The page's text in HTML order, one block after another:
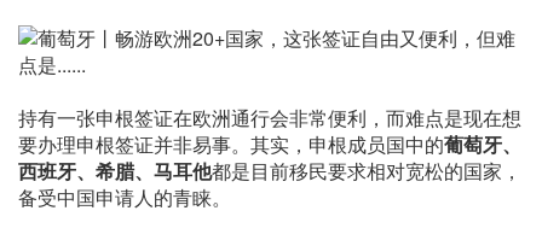
持有一张申根签证在欧洲通行会非常便利，而难点是现在想
要办理申根签证并非易事。其实，申根成员国中的葡萄牙、
西班牙、希腊、马耳他都是目前移民要求相对宽松的国家，
备受中国申请人的青睐。